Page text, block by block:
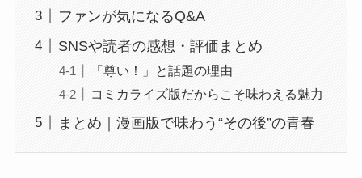
ファンが気になるQ&A
SNSや読者の感想・評価まとめ
「尊い！」と話題の理由
コミカライズ版だからこそ味わえる魅力
まとめ｜漫画版で味わう“その後”の青春